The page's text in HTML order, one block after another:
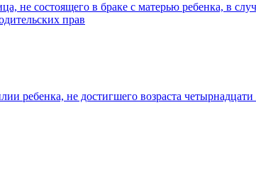
не состоящего в браке с матерью ребенка, в
прав
ребенка, не достигшего возраста четырнадцати